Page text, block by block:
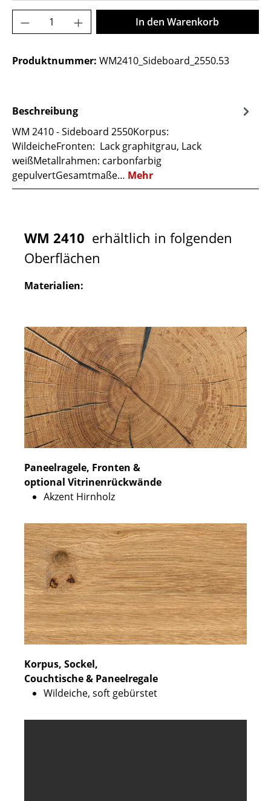
Produkt Anzahl: Gib den gewünschten
In den Warenkorb
Produktnummer: WM2410_Sideboard_2550.53
Beschreibung
WM 2410 - Sideboard 2550Korpus:
WildeicheFronten: Lack graphitgrau, Lack
weißMetallrahmen: carbonfarbig
gepulvertGesamtmaße… Mehr
WM 2410 erhältlich in folgenden
Oberflächen
Materialien:
Paneelragele, Fronten &
optional Vitrinenrückwände
Akzent Hirnholz
Korpus, Sockel,
Couchtische & Paneelregale
Wildeiche, soft gebürstet